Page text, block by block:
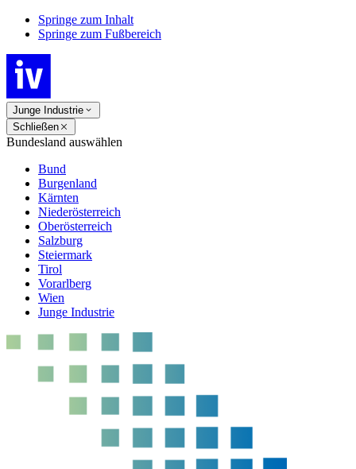
Springe zum Inhalt
Springe zum Fußbereich
Junge Industrie
Schließen
Bundesland auswählen
Bund
Burgenland
Kärnten
Niederösterreich
Oberösterreich
Salzburg
Steiermark
Tirol
Vorarlberg
Wien
Junge Industrie